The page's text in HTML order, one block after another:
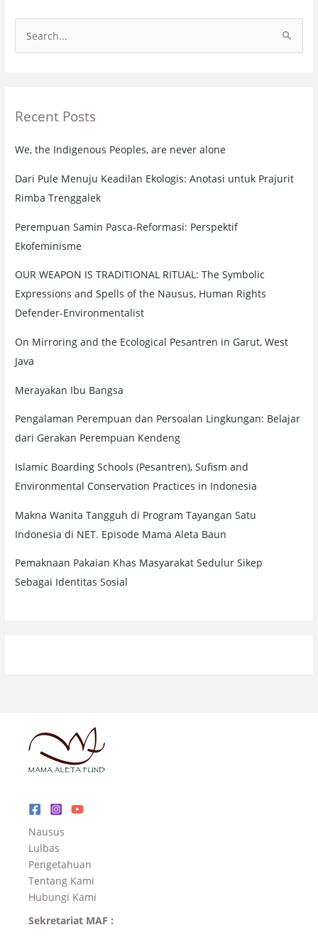
e
c
f
o
r
Recent Posts
We, the Indigenous Peoples, are never alone
Dari Pule Menuju Keadilan Ekologis: Anotasi untuk Prajurit
Rimba Trenggalek
Perempuan Samin Pasca-Reformasi: Perspektif
Ekofeminisme
OUR WEAPON IS TRADITIONAL RITUAL: The Symbolic
Expressions and Spells of the Nausus, Human Rights
Defender-Environmentalist
On Mirroring and the Ecological Pesantren in Garut, West
Java
Merayakan Ibu Bangsa
Pengalaman Perempuan dan Persoalan Lingkungan: Belajar
dari Gerakan Perempuan Kendeng
Islamic Boarding Schools (Pesantren), Sufism and
Environmental Conservation Practices in Indonesia
Makna Wanita Tangguh di Program Tayangan Satu
Indonesia di NET. Episode Mama Aleta Baun
Pemaknaan Pakaian Khas Masyarakat Sedulur Sikep
Sebagai Identitas Sosial
Nausus
Lulbas
Pengetahuan
Tentang Kami
Hubungi Kami
Sekretariat MAF :